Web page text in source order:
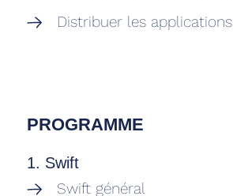
Distribuer les applications
PROGRAMME
1. Swift
Swift général